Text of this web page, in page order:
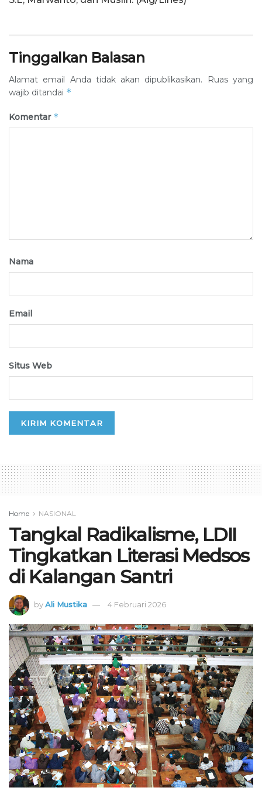
Tinggalkan Balasan
Alamat email Anda tidak akan dipublikasikan.
Ruas yang
wajib ditandai *
Komentar *
Nama
Email
Situs Web
Home NASIONAL
Tangkal Radikalisme, LDII
Tingkatkan Literasi Medsos
di Kalangan Santri
byAli Mustika 4 Februari 2026